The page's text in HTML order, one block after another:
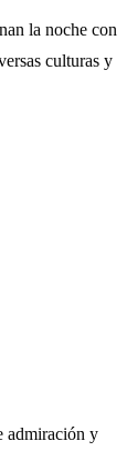
la noche con
culturas y
admiración y